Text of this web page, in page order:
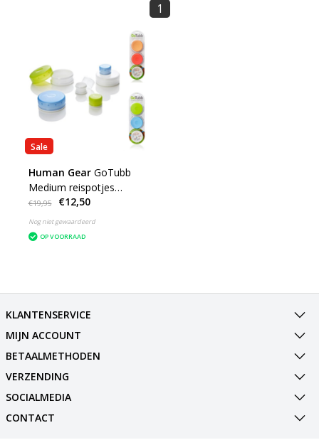
1
Sale
Human Gear GoTubb
Medium reispotjes
€19,95 €12,50
Nog niet gewaardeerd
OP VOORRAAD
KLANTENSERVICE
MIJN ACCOUNT
BETAALMETHODEN
VERZENDING
SOCIALMEDIA
CONTACT